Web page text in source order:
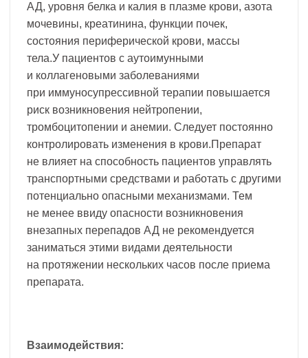
АД, уровня белка и калия в плазме крови, азота
мочевины, креатинина, функции почек,
состояния периферической крови, массы
тела.У пациентов с аутоимунными
и коллагеновыми заболеваниями
при иммуносупрессивной терапии повышается
риск возникновения нейтропении,
тромбоцитопении и анемии. Следует постоянно
контролировать изменения в крови.Препарат
не влияет на способность пациентов управлять
транспортными средствами и работать с другими
потенциально опасными механизмами. Тем
не менее ввиду опасности возникновения
внезапных перепадов АД не рекомендуется
заниматься этими видами деятельности
на протяжении нескольких часов после приема
препарата.
Взаимодействия: